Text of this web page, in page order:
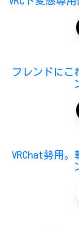
フレンドに
VRChat勢用